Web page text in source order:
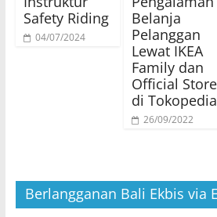
Safety Riding
04/07/2024
Belanja
Pelanggan
Lewat IKEA
Family dan
Official Store
di Tokopedia
26/09/2022
Berlangganan Bali Ekbis via